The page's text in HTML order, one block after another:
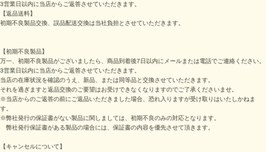
3営業日以内に当店からご返答させていただきます。
【返品送料】
初期不良製品交換、誤品配送交換は当社負担とさせていただきます。
【初期不良製品】
万一、初期不良製品がございましたら、商品到着後7日以内にメールまたは電話でご連絡ください。
3営業日以内に当店からご返答させていただきます。
当店の在庫状況を確認のうえ、新品、または同等品と交換させていただきます。
それを過ぎますと返品交換のご要望はお受けできなくなりますのでご了承くださいませ。
※当店からのご返答の前にご返品いただきました場合、恐れ入りますが受け取りはいたしかねま
す。
※弊社発行の保証書がない製品に関しましては、初期不良のみの対応となります。
弊社発行保証書がある製品の場合には、保証書の内容を優先させて頂きます。
【キャンセルについて】